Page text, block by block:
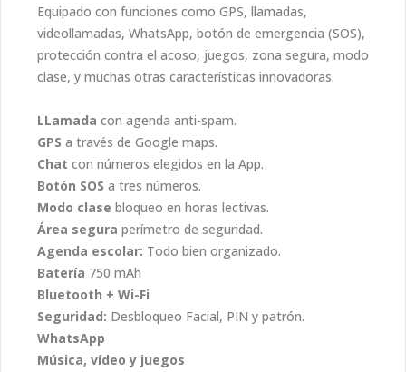
Equipado con funciones como GPS, llamadas,
videollamadas, WhatsApp, botón de emergencia (SOS),
protección contra el acoso, juegos, zona segura, modo
clase, y muchas otras características innovadoras.
LLamada con agenda anti-spam.
GPS a través de Google maps.
Chat con números elegidos en la App.
Botón SOS a tres números.
Modo clase bloqueo en horas lectivas.
Área segura perímetro de seguridad.
Agenda escolar: Todo bien organizado.
Batería 750 mAh
Bluetooth + Wi-Fi
Seguridad: Desbloqueo Facial, PIN y patrón.
WhatsApp
Música, vídeo y juegos